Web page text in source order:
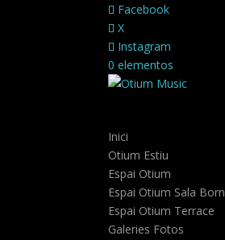
Facebook
X
Instagram
0 elementos
Inici
Otium Estiu
Espai Otium
Espai Otium Sala Born
Espai Otium Terrace
Galeries Fotos